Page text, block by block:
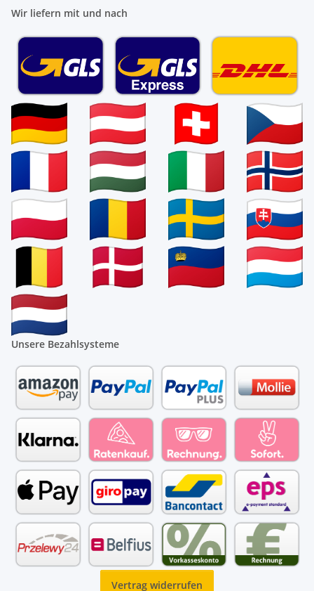
Wir liefern mit und nach
Unsere Bezahlsysteme
Vertrag widerrufen